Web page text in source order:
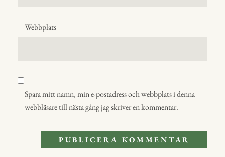
Webbplats
Spara mitt namn, min e-postadress och webbplats i denna
webbläsare till nästa gång jag skriver en kommentar.